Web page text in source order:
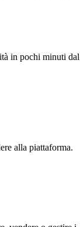
in pochi minuti dal
alla piattaforma.